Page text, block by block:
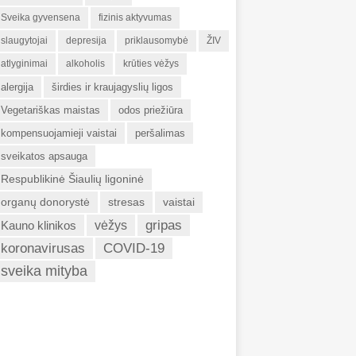
Sveika gyvensena fizinis aktyvumas
slaugytojai depresija priklausomybė ŽIV
atlyginimai alkoholis krūties vėžys
alergija
širdies ir kraujagyslių ligos
Vegetariškas maistas
odos priežiūra
kompensuojamieji vaistai
peršalimas
sveikatos apsauga
Respublikinė Šiaulių ligoninė
organų donorystė
stresas vaistai
Kauno klinikos vėžys
gripas
koronavirusas
COVID-19
sveika mityba